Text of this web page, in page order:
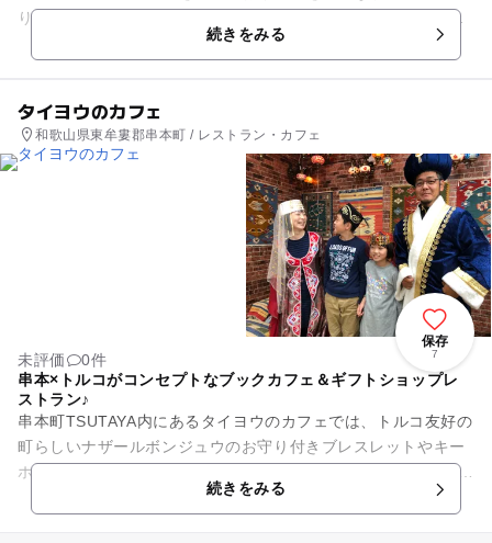
りしたドライブは気持ちがよく、爽やかな気分になりますよ。
らせん状の区間と直線のア...続きをみる
タイヨウのカフェ
和歌山県東牟婁郡串本町 / レストラン・カフェ
保存
7
未評価
0件
串本×トルコがコンセプトなブックカフェ＆ギフトショップレ
ストラン♪
串本町TSUTAYA内にあるタイヨウのカフェでは、トルコ友好の
町らしいナザールボンジュウのお守り付きブレスレットやキー
ホルダーを作れるワークショップコーナーを常設しています♪
続きをみる